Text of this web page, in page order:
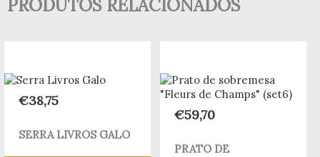
PRODUTOS RELACIONADOS
€38,75
SERRA LIVROS GALO
€59,70
PRATO DE